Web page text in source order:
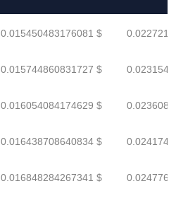
0.015450483176081 $
0.015744860831727 $
0.016054084174629 $
0.016438708640834 $
0.016848284267341 $